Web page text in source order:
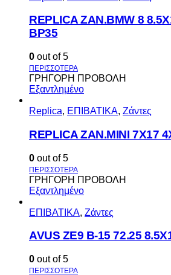
REPLICA ZAN.BMW 8
BP35
0 out of 5
ΓΡΗΓΟΡΗ ΠΡΟΒΟΛΗ
Εξαντλημένο
Replica, ΕΠΙΒΑΤΙΚΑ, Ζάντες
REPLICA ZAN.MINI 7X17
0 out of 5
ΓΡΗΓΟΡΗ ΠΡΟΒΟΛΗ
Εξαντλημένο
ΕΠΙΒΑΤΙΚΑ, Ζάντες
AVUS ΖΕ9 Β-15 72.25
0 out of 5